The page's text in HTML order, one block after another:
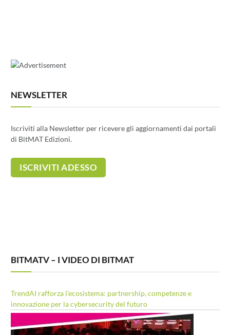
NEWSLETTER
Iscriviti alla Newsletter per ricevere gli aggiornamenti dai portali
di BitMAT Edizioni.
BITMATV – I VIDEO DI BITMAT
TrendAI rafforza l’ecosistema: partnership, competenze e
innovazione per la cybersecurity del futuro